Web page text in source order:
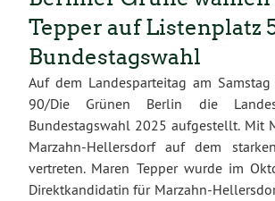
Tepper auf Listenplatz
Bundestagswahl
Auf dem Landesparteitag am
90/Die Grünen Berlin die
Bundestagswahl 2025 aufgestellt. Mit
Marzahn-Hellersdorf auf dem
vertreten. Maren Tepper wurde im
Direktkandidatin für Marzahn-